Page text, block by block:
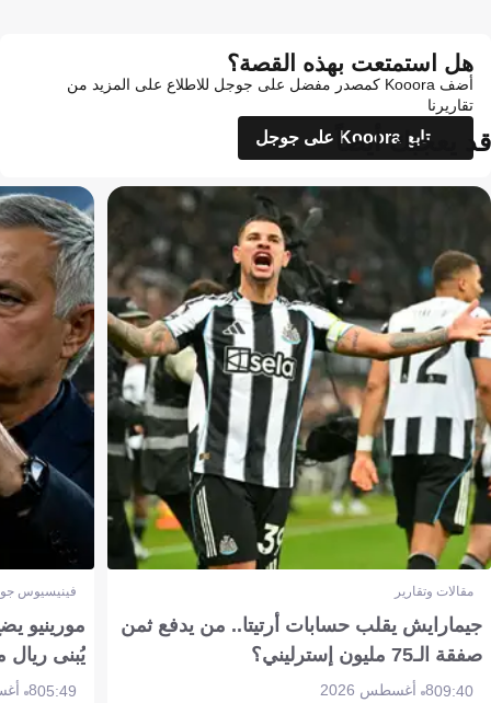
هل استمتعت بهذه القصة؟
أضف Kooora كمصدر مفضل على جوجل للاطلاع على المزيد من
تقاريرنا
تابع Kooora على جوجل
قد يعجبك أيضاً
مقالات وتقارير
جيمارايش يقلب حسابات أرتيتا.. من يدفع ثمن
صفقة الـ75 مليون إسترليني؟
09:408 أغسطس 2026
فينيسيوس
مورينيو
يُبنى ريال
05:498 أغسطس 2026